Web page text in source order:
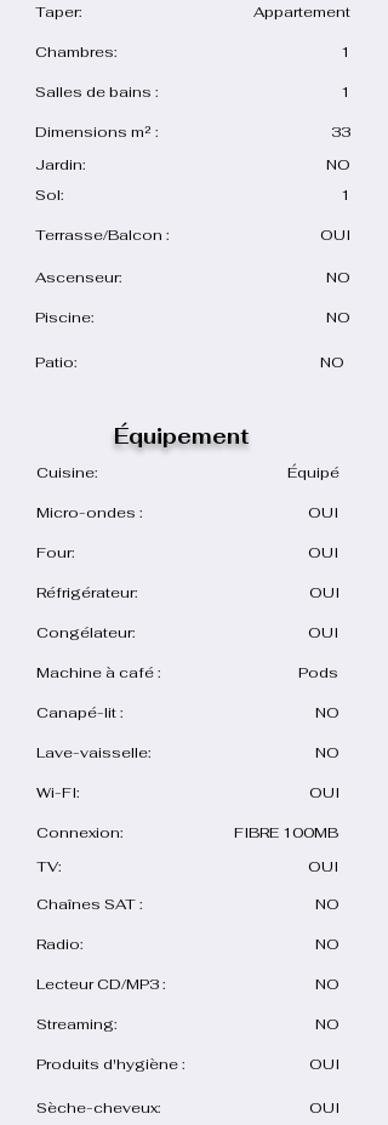
Taper: Appartement
Chambres: 1
Salles de bains : 1
Dimensions m² :
33
Jardin:
NO
Sol:
1
Terrasse/Balcon : OUI
Ascenseur: NO
Piscine: NO
Patio: NO
Équipement
Cuisine: Équipé
Micro-ondes : OUI
Four: OUI
Réfrigérateur: OUI
Congélateur: OUI
Pods
Machine à café :
Canapé-lit : NO
Lave-vaisselle: NO
Wi-FI: OUI
Connexion:
FIBRE 100MB
TV:
OUI
Chaînes SAT :
NO
Radio: NO
Lecteur CD/MP3 : NO
Streaming: NO
Produits d'hygiène : OUI
Sèche-cheveux: OUI